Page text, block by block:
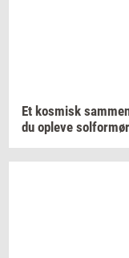
Et kos­misk
du op­le­ve